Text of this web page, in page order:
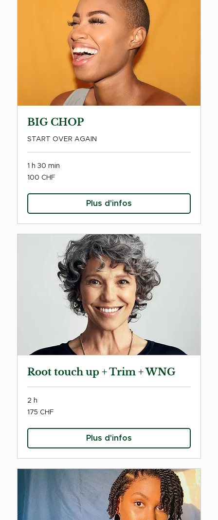
BIG CHOP
START OVER AGAIN
1 h 30 min
100
francs
100 CHF
Plus d'infos
Root touch up + Trim + WNG
2 h
175
francs
175 CHF
Plus d'infos